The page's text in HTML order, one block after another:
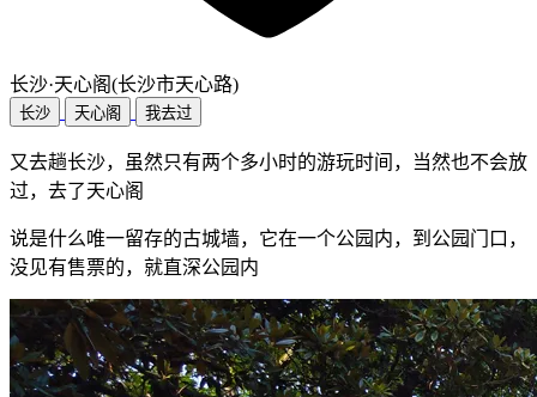
长沙·天心阁(长沙市天心路)
长沙 天心阁 我去过
又去趟长沙，虽然只有两个多小时的游玩时间，当然也不会放
过，去了天心阁
说是什么唯一留存的古城墙，它在一个公园内，到公园门口，
没见有售票的，就直深公园内